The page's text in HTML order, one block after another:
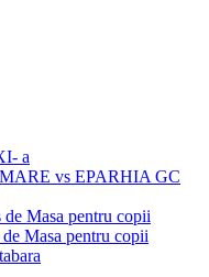
a
vs EPARHIA GC
Masa pentru copii
Masa pentru copii